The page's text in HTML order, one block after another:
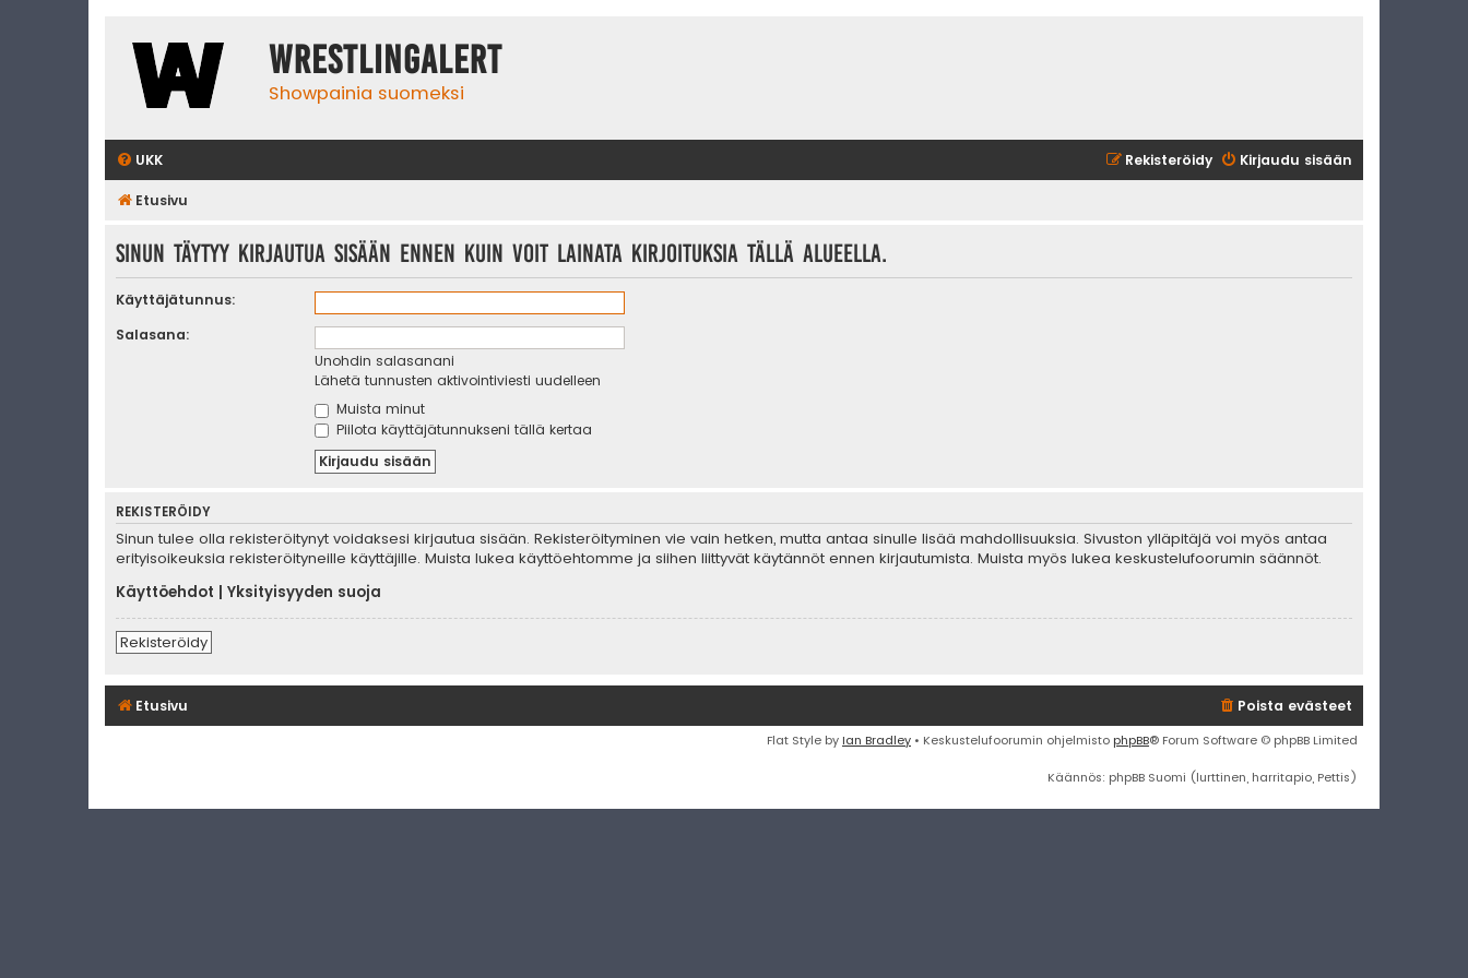
WrestlingAlert
Showpainia suomeksi
UKK Kirjaudu sisään
Rekisteröidy
Etusivu
Sinun täytyy kirjautua sisään ennen kuin voit lainata kirjoituksia tällä alueella.
Käyttäjätunnus:
Salasana:
Unohdin salasanani
Lähetä tunnusten aktivointiviesti uudelleen
Muista minut
Piilota käyttäjätunnukseni tällä kertaa
REKISTERÖIDY
Sinun tulee olla rekisteröitynyt voidaksesi kirjautua sisään. Rekisteröityminen vie vain hetken, mutta antaa sinulle lisää mahdollisuuksia. Sivuston ylläpitäjä voi myös antaa
erityisoikeuksia rekisteröityneille käyttäjille. Muista lukea käyttöehtomme ja siihen liittyvät käytännöt ennen kirjautumista. Muista myös lukea keskustelufoorumin säännöt.
Käyttöehdot
Yksityisyyden suoja
Rekisteröidy
Etusivu Poista evästeet
Flat Style by Ian Bradley • Keskustelufoorumin ohjelmisto phpBB® Forum Software © phpBB Limited
Käännös: phpBB Suomi (lurttinen, harritapio, Pettis)